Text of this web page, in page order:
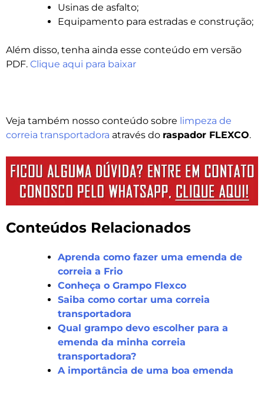
Usinas de asfalto;
Equipamento para estradas e construção;
Além disso, tenha ainda esse conteúdo em versão
PDF. Clique aqui para baixar
Veja também nosso conteúdo sobre limpeza de
correia transportadora através do raspador FLEXCO.
Conteúdos Relacionados
Aprenda como fazer uma emenda de
correia a Frio
Conheça o Grampo Flexco
Saiba como cortar uma correia
transportadora
Qual grampo devo escolher para a
emenda da minha correia
transportadora?
A importância de uma boa emenda